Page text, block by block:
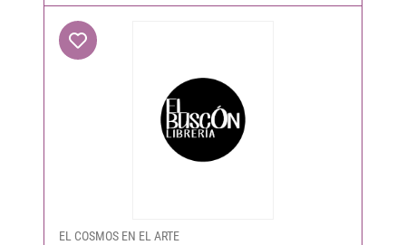
EL COSMOS EN EL ARTE